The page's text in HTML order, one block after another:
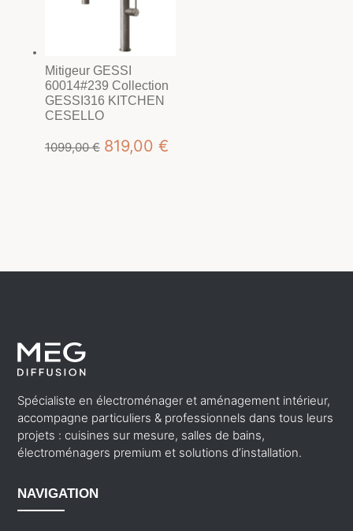
Mitigeur GESSI
60014#239 Collection
GESSI316 KITCHEN
CESELLO
1099,00€ Le
819,00 €Le
Spécialiste en électroménager et aménagement intérieur,
accompagne particuliers & professionnels dans tous leurs
projets : cuisines sur mesure, salles de bains,
électroménagers premium et solutions d’installation.
NAVIGATION